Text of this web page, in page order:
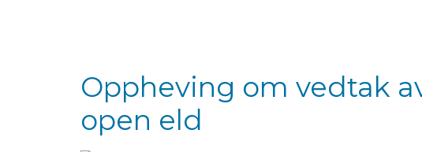
Oppheving om vedtak
open eld